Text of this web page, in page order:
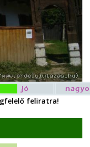
feliratra!